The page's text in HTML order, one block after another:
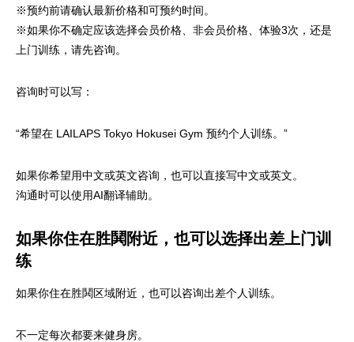
※预约前请确认最新价格和可预约时间。
※如果你不确定应该选择会员价格、非会员价格、体验3次，还是
上门训练，请先咨询。
咨询时可以写：
“希望在 LAILAPS Tokyo Hokusei Gym 预约个人训练。”
如果你希望用中文或英文咨询，也可以直接写中文或英文。
沟通时可以使用AI翻译辅助。
如果你住在胜鬨附近，也可以选择出差上门训
练
如果你住在胜鬨区域附近，也可以咨询出差个人训练。
不一定每次都要来健身房。